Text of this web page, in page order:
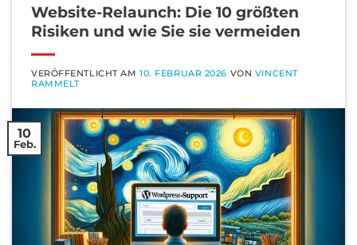
Website-Relaunch: Die 10 größten
Risiken und wie Sie sie vermeiden
VERÖFFENTLICHT AM10. FEBRUAR 2026 VON VINCENT
RAMMELT
10
Feb.